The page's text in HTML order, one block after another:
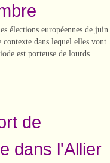
élections européennes de juin
dans lequel elles vont
est porteuse de lourds
de
dans l'Allier